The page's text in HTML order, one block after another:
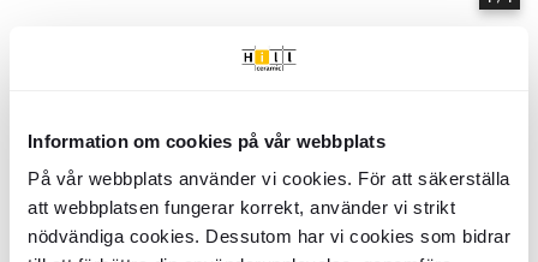
Information om cookies på vår webbplats
På vår webbplats använder vi cookies. För att säkerställa
att webbplatsen fungerar korrekt, använder vi strikt
nödvändiga cookies. Dessutom har vi cookies som bidrar
Serie Zobra - Hill Ceramic
Zobra - Samlinger af produkter | Hill Ceramic ®
Farver: